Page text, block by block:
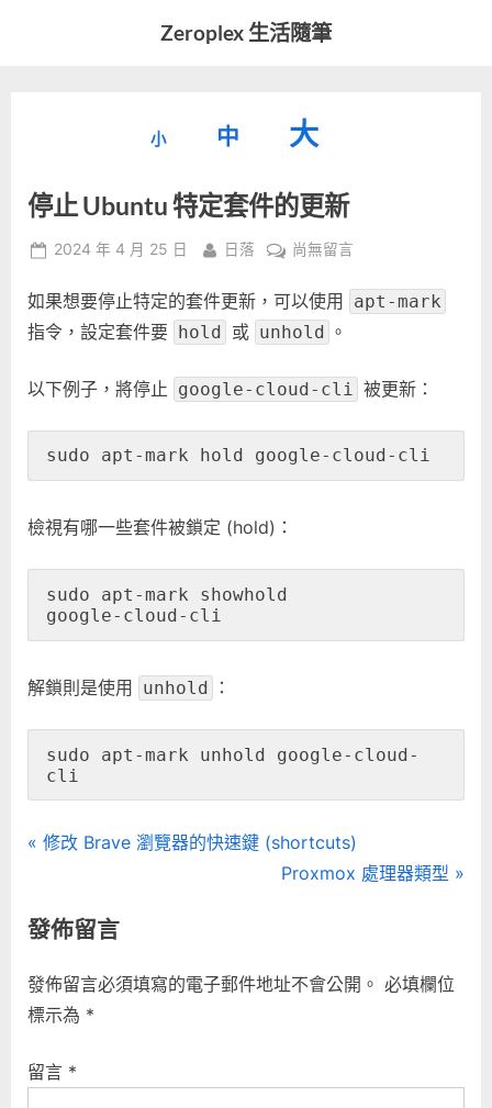
Zeroplex 生活隨筆
發
活
事
小
型
小。
中
重
字
型
小。
大
大
字
型
大
小。
停止 Ubuntu 特定套件的更新
Posted
2024 年 4 月 25 日 By
日落
在
止
Ubuntu
特
定
套
的
尚無留言
如果想要停止特定的套件更新，可以使用 apt-mark
指令，設定套件要 hold 或 unhold 。
以下例子，將停止 google-cloud-cli 被更新：
sudo apt-mark hold google-cloud-cli
檢視有哪一些套件被鎖定 (hold)：
sudo apt-mark showhold
google-cloud-cli
解鎖則是使用 unhold ：
sudo apt-mark unhold google-cloud-
cli
文
導
覽
P
v
o
u
P
修改 Brave 瀏覽器的快速鍵 (shortcuts)
N
P
t
Proxmox 處理器類型
發佈留言
發佈留言必須填寫的電子郵件地址不會公開。 必填欄位
標示為 *
留言 *